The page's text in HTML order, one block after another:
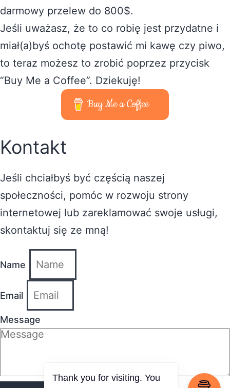
darmowy przelew do 800$.
Jeśli uważasz, że to co robię jest przydatne i
miał(a)byś ochotę postawić mi kawę czy piwo,
to teraz możesz to zrobić poprzez przycisk
“Buy Me a Coffee”. Dziekuję!
Buy Me a Coffee
Kontakt
Jeśli chciałbyś być częścią naszej
społeczności, pomóc w rozwoju strony
internetowej lub zareklamować swoje usługi,
skontaktuj się ze mną!
Name
Email
Message
Thank you for visiting. You